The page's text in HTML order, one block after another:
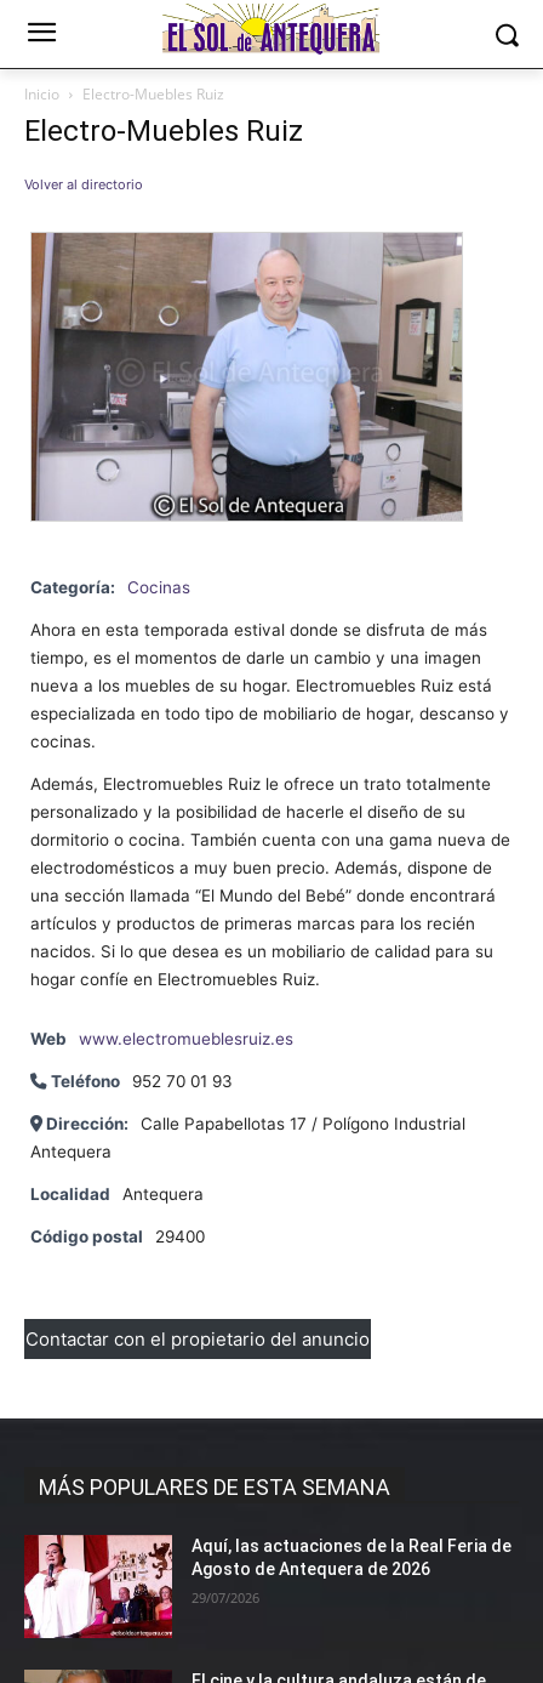
Inicio Electro-Muebles Ruiz
Electro-Muebles Ruiz
Volver al directorio
Categoría: Cocinas
Ahora en esta temporada estival donde se disfruta de más
tiempo, es el momentos de darle un cambio y una imagen
nueva a los muebles de su hogar. Electromuebles Ruiz está
especializada en todo tipo de mobiliario de hogar, descanso y
cocinas.
Además, Electromuebles Ruiz le ofrece un trato totalmente
personalizado y la posibilidad de hacerle el diseño de su
dormitorio o cocina. También cuenta con una gama nueva de
electrodomésticos a muy buen precio. Además, dispone de
una sección llamada “El Mundo del Bebé” donde encontrará
artículos y productos de primeras marcas para los recién
nacidos. Si lo que desea es un mobiliario de calidad para su
hogar confíe en Electromuebles Ruiz.
Web www.electromueblesruiz.es
Teléfono 952 70 01 93
Dirección:
Calle Papabellotas 17 / Polígono Industrial
Antequera
Localidad Antequera
Código postal 29400
Contactar con el propietario del anuncio
MÁS POPULARES DE ESTA SEMANA
Aquí, las actuaciones de la Real Feria de
Agosto de Antequera de 2026
29/07/2026